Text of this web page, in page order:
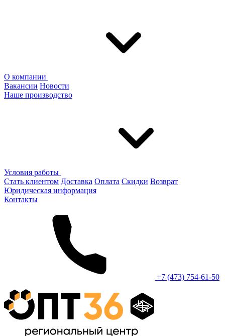
О компании
Вакансии Новости
Наше производство
Условия работы
Стать клиентом Доставка Оплата Скидки Возврат
Юридическая информация
Контакты
+7 (473) 754-61-50